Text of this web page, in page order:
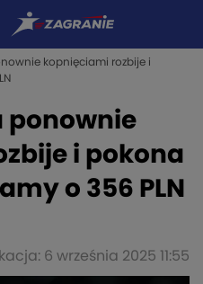
kopnięciami rozbije i
ponownie
i pokona
o 356 PLN
6 września 2025 11:55